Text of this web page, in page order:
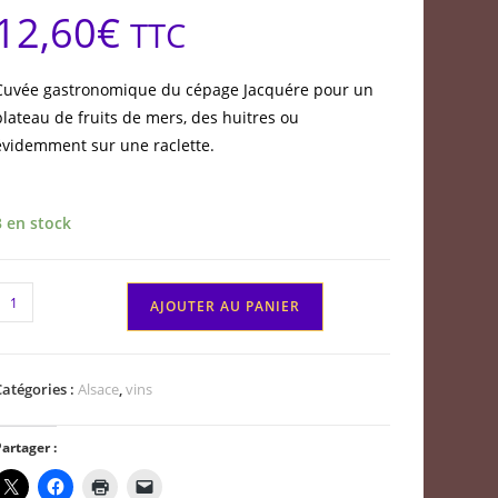
€ TTC
gastronomique du cépage Jacquére pour un
de fruits de mers, des huitres ou
sur une raclette.
en stock
quantité
Apremont
AJOUTER AU PANIER
: Alsace,vins
: